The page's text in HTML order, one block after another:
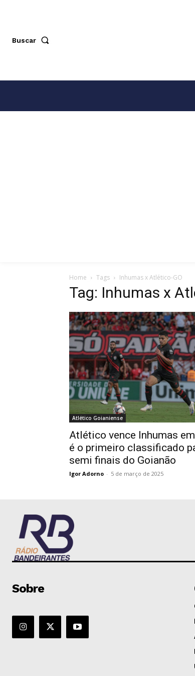
Buscar
Home Tags Inhumas x Atlético-GO
Tag: Inhumas x
Atlético Goianiense
Atlético vence Inhumas
é o primeiro classificado
semi finais do Goianão
Igor Adorno - 5 de março de 2025
Sobre